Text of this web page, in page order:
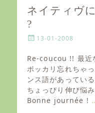
ネイティヴ
?
P
s
e
d
o
n
13-01-2008
Re-coucou !! 最近
ポッカリ忘れちゃ
ンス語があってい
ちょっぴり伸び悩
Bonne journée !